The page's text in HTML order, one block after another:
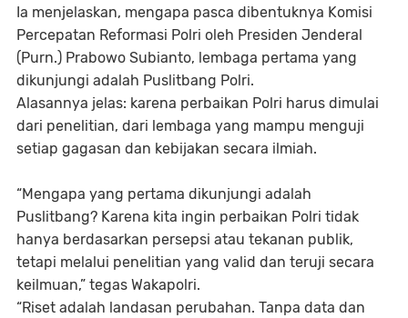
Ia menjelaskan, mengapa pasca dibentuknya Komisi
Percepatan Reformasi Polri oleh Presiden Jenderal
(Purn.) Prabowo Subianto, lembaga pertama yang
dikunjungi adalah Puslitbang Polri.
Alasannya jelas: karena perbaikan Polri harus dimulai
dari penelitian, dari lembaga yang mampu menguji
setiap gagasan dan kebijakan secara ilmiah.
“Mengapa yang pertama dikunjungi adalah
Puslitbang? Karena kita ingin perbaikan Polri tidak
hanya berdasarkan persepsi atau tekanan publik,
tetapi melalui penelitian yang valid dan teruji secara
keilmuan,” tegas Wakapolri.
“Riset adalah landasan perubahan. Tanpa data dan